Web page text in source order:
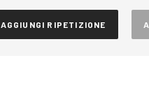
AGGIUNGI RIPETIZIONE